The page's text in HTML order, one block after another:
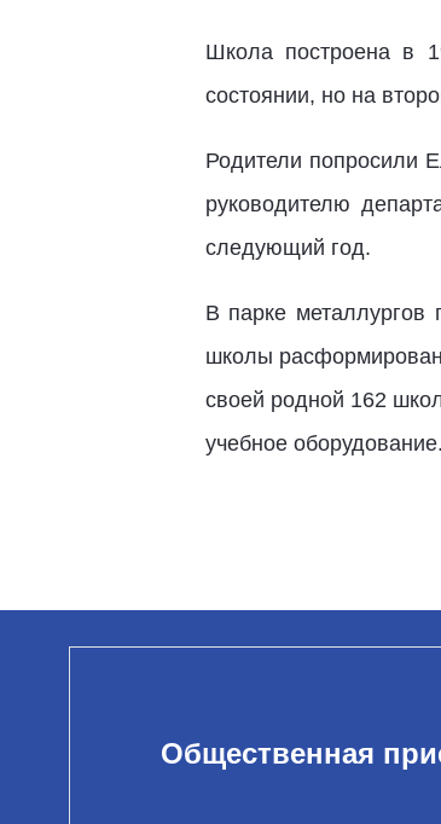
Школа построена в
состоянии, но на
Родители попросили
руководителю
следующий год.
В парке
школы
своей родной 162
учебное оборудование.
Общественная